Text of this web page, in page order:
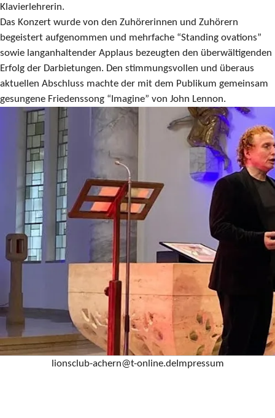
Klavierlehrerin.
Das Konzert wurde von den Zuhörerinnen und Zuhörern
begeistert aufgenommen und mehrfache “Standing ovations”
sowie langanhaltender Applaus bezeugten den überwältigenden
Erfolg der Darbietungen. Den stimmungsvollen und überaus
aktuellen Abschluss machte der mit dem Publikum gemeinsam
gesungene Friedenssong “Imagine” von John Lennon.
lionsclub-achern@t-online.deImpressum